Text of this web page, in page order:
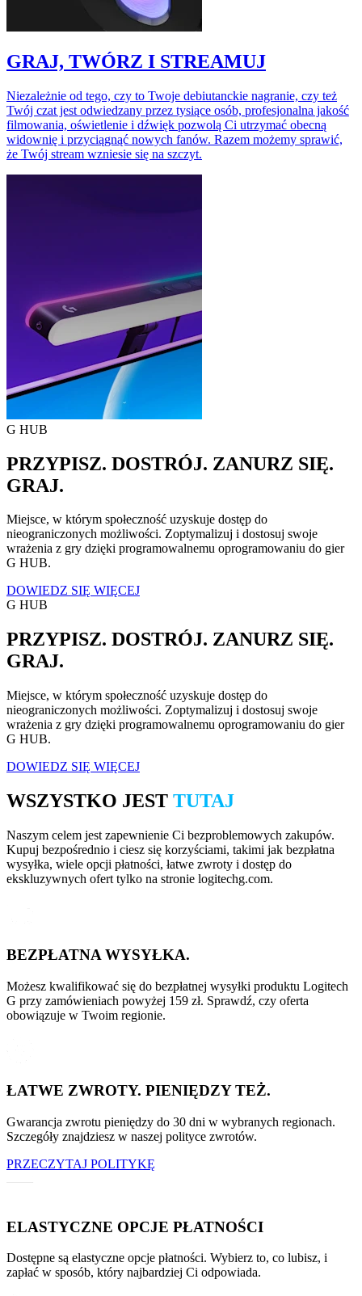
GRAJ, TWÓRZ I STREAMUJ
Niezależnie od tego, czy to Twoje debiutanckie nagranie, czy też
Twój czat jest odwiedzany przez tysiące osób, profesjonalna jakość
filmowania, oświetlenie i dźwięk pozwolą Ci utrzymać obecną
widownię i przyciągnąć nowych fanów. Razem możemy sprawić,
że Twój stream wzniesie się na szczyt.
G HUB
PRZYPISZ. DOSTRÓJ. ZANURZ SIĘ.
GRAJ.
Miejsce, w którym społeczność uzyskuje dostęp do
nieograniczonych możliwości. Zoptymalizuj i dostosuj swoje
wrażenia z gry dzięki programowalnemu oprogramowaniu do gier
G HUB.
DOWIEDZ SIĘ WIĘCEJ
G HUB
PRZYPISZ. DOSTRÓJ. ZANURZ SIĘ.
GRAJ.
Miejsce, w którym społeczność uzyskuje dostęp do
nieograniczonych możliwości. Zoptymalizuj i dostosuj swoje
wrażenia z gry dzięki programowalnemu oprogramowaniu do gier
G HUB.
DOWIEDZ SIĘ WIĘCEJ
WSZYSTKO JEST TUTAJ
Naszym celem jest zapewnienie Ci bezproblemowych zakupów.
Kupuj bezpośrednio i ciesz się korzyściami, takimi jak bezpłatna
wysyłka, wiele opcji płatności, łatwe zwroty i dostęp do
ekskluzywnych ofert tylko na stronie logitechg.com.
BEZPŁATNA WYSYŁKA.
Możesz kwalifikować się do bezpłatnej wysyłki produktu Logitech
G przy zamówieniach powyżej 159 zł. Sprawdź, czy oferta
obowiązuje w Twoim regionie.
ŁATWE ZWROTY. PIENIĘDZY TEŻ.
Gwarancja zwrotu pieniędzy do 30 dni w wybranych regionach.
Szczegóły znajdziesz w naszej polityce zwrotów.
PRZECZYTAJ POLITYKĘ
ELASTYCZNE OPCJE PŁATNOŚCI
Dostępne są elastyczne opcje płatności. Wybierz to, co lubisz, i
zapłać w sposób, który najbardziej Ci odpowiada.